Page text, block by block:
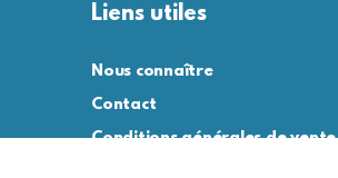
Liens utiles
Nous connaître
Contact
Conditions générales de vente